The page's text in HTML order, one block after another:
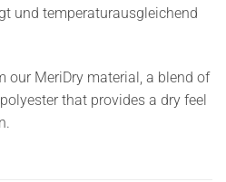
und temperaturausgleichend
our MeriDry material, a blend of
that provides a dry feel